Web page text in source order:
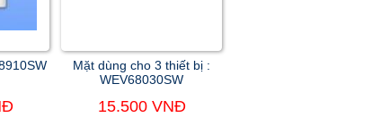
Mặt dùng cho 3 thiết bị :
WEV68030SW
15.500 VNĐ